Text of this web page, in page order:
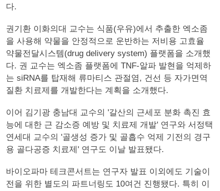
다.
권기환 이화의대 교수는 식품(우유)에서 추출한 엑소좀
을 사용해 약물을 안정적으로 운반하는 저비용 고효율
약물전달시스템(drug delivery system) 플랫폼을 소개했
다. 권 교수는 엑소좀 플랫폼에 TNF-알파 발현을 억제하
는 siRNA를 탑재해 류마티스 관절염, 건선 등 자가면역
질환 치료제를 개발한다는 계획을 소개했다.
이어 김기광 충남대 교수의 '갈산의 근세포 분화 촉진 효
능에 대한 근 감소증 예방 및 치료제 개발' 연구와 서정택
연세대 교수의 '골생성 증가 및 골흡수 억제 기전의 경구
용 골다공증 치료제' 연구도 이날 발표됐다.
바이오파마 테크콘서트는 연구자 발표 이외에도 기술이
전을 위한 별도의 파트너링도 10여건 진행됐다. 특히 이